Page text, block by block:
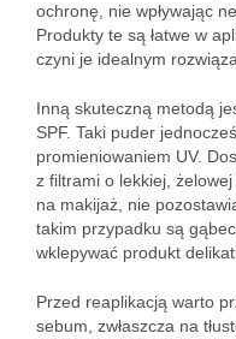
ochronę, nie wpływając
Produkty te są łatwe w
czyni je idealnym
Inną skuteczną metodą
SPF. Taki puder
promieniowaniem UV.
z filtrami o lekkiej,
na makijaż, nie
takim przypadku są
wklepywać produkt
Przed reaplikacją warto
sebum, zwłaszcza na